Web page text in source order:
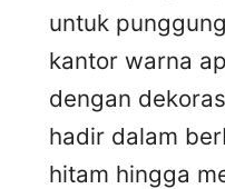
untuk
kantor warna
dengan
hadir dalam
hitam hingga